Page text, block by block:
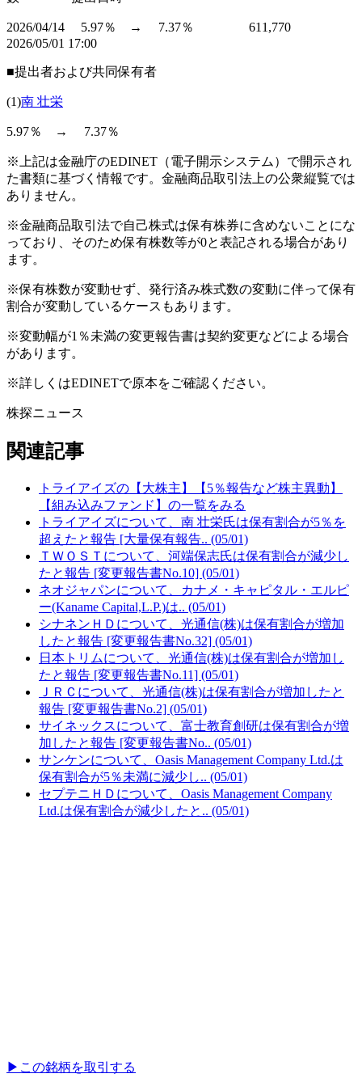
2026/04/14 5.97％ → 7.37％ 611,770
2026/05/01 17:00
■提出者および共同保有者
(1)南 壮栄
5.97％ → 7.37％
※上記は金融庁のEDINET（電子開示システム）で開示され
た書類に基づく情報です。金融商品取引法上の公衆縦覧では
ありません。
※金融商品取引法で自己株式は保有株券に含めないことにな
っており、そのため保有株数等が0と表記される場合があり
ます。
※保有株数が変動せず、発行済み株式数の変動に伴って保有
割合が変動しているケースもあります。
※変動幅が1％未満の変更報告書は契約変更などによる場合
があります。
※詳しくはEDINETで原本をご確認ください。
株探ニュース
関連記事
トライアイズの【大株主】【5％報告など株主異動】
【組み込みファンド】の一覧をみる
トライアイズについて、南 壮栄氏は保有割合が5％を
超えたと報告 [大量保有報告.. (05/01)
ＴＷＯＳＴについて、河端保志氏は保有割合が減少し
たと報告 [変更報告書No.10] (05/01)
ネオジャパンについて、カナメ・キャピタル・エルピ
ー(Kaname Capital,L.P.)は.. (05/01)
シナネンＨＤについて、光通信(株)は保有割合が増加
したと報告 [変更報告書No.32] (05/01)
日本トリムについて、光通信(株)は保有割合が増加し
たと報告 [変更報告書No.11] (05/01)
ＪＲＣについて、光通信(株)は保有割合が増加したと
報告 [変更報告書No.2] (05/01)
サイネックスについて、富士教育創研は保有割合が増
加したと報告 [変更報告書No.. (05/01)
サンケンについて、Oasis Management Company Ltd.は
保有割合が5％未満に減少し.. (05/01)
セプテニＨＤについて、Oasis Management Company
Ltd.は保有割合が減少したと.. (05/01)
▶︎ この銘柄を取引する